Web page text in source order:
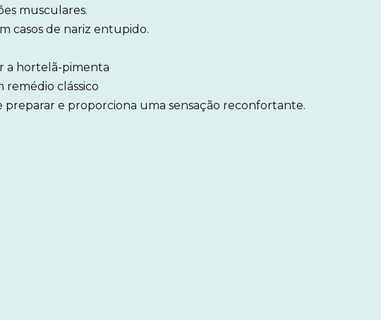
musculares.
casos de nariz entupido.
a hortelã-pimenta
remédio clássico
e proporciona uma sensação reconfortante.